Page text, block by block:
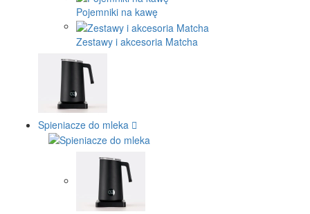
Pojemniki na kawę
Zestawy i akcesoria Matcha
Spieniacze do mleka